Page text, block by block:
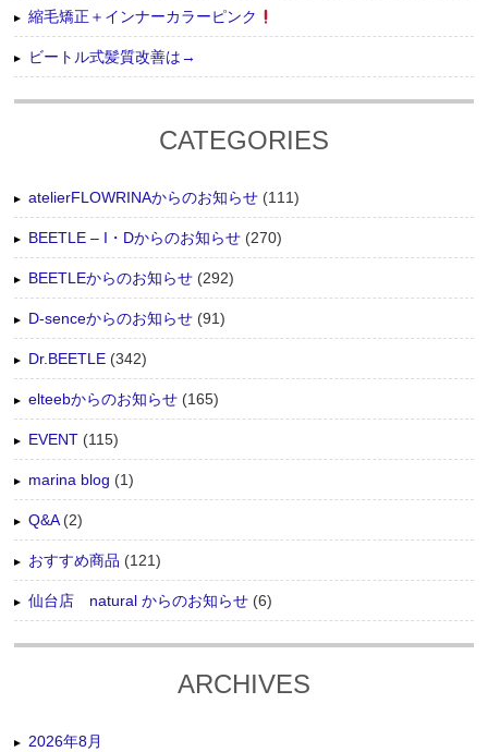
縮毛矯正＋インナーカラーピンク
ビートル式髪質改善は→
CATEGORIES
atelierFLOWRINAからのお知らせ (111)
BEETLE – I・Dからのお知らせ (270)
BEETLEからのお知らせ (292)
D-senceからのお知らせ (91)
Dr.BEETLE (342)
elteebからのお知らせ (165)
EVENT (115)
marina blog (1)
Q&A(2)
おすすめ商品 (121)
仙台店 natural からのお知らせ (6)
ARCHIVES
2026年8月